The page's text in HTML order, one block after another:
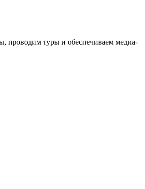
проводим туры и обеспечиваем медиа-